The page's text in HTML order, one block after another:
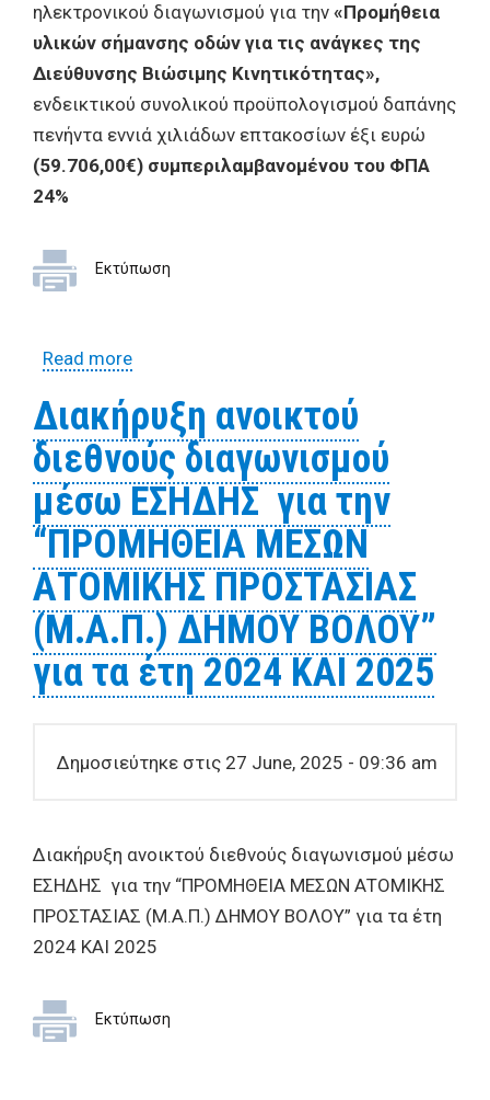
ηλεκτρονικού διαγωνισμού για την «Προμήθεια
υλικών σήμανσης οδών για τις ανάγκες της
Διεύθυνσης Βιώσιμης Κινητικότητας»,
ενδεικτικού συνολικού προϋπολογισμού δαπάνης
πενήντα εννιά χιλιάδων επτακοσίων έξι ευρώ
(59.706,00€) συμπεριλαμβανομένου του ΦΠΑ
24%
Εκτύπωση
Read moreabout Προκήρυξη ανοικτού δημόσιου
«Προμήθεια υλικών σήμανσης οδών για
τις ανάγκες της Διεύθυνσης Βιώσιμης
Κινητικότητας»
Διακήρυξη ανοικτού
διεθνούς διαγωνισμού
μέσω ΕΣΗΔΗΣ για την
“ΠΡΟΜΗΘΕΙΑ ΜΕΣΩΝ
ΑΤΟΜΙΚΗΣ ΠΡΟΣΤΑΣΙΑΣ
(Μ.Α.Π.) ΔΗΜΟΥ ΒΟΛΟΥ”
για τα έτη 2024 ΚΑΙ 2025
Δημοσιεύτηκε στις 27 June, 2025 - 09:36 am
Διακήρυξη ανοικτού διεθνούς διαγωνισμού μέσω
ΕΣΗΔΗΣ για την “ΠΡΟΜΗΘΕΙΑ ΜΕΣΩΝ ΑΤΟΜΙΚΗΣ
ΠΡΟΣΤΑΣΙΑΣ (Μ.Α.Π.) ΔΗΜΟΥ ΒΟΛΟΥ” για τα έτη
2024 ΚΑΙ 2025
Εκτύπωση